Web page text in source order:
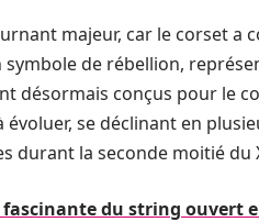
majeur, car le corset a
symbole de rébellion,
désormais conçus pour le
se déclinant en
durant la seconde moitié du
du string ouvert